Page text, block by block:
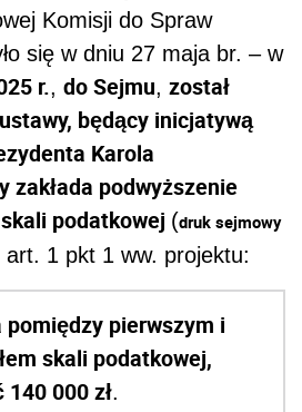
Komisji do Spraw
się w dniu 27 maja br. – w
r., do Sejmu, został
będący inicjatywą
Karola
zakłada podwyższenie
podatkowej (druk sejmowy
1 pkt 1 ww. projektu:
pomiędzy pierwszym i
skali podatkowej,
140 000 zł.